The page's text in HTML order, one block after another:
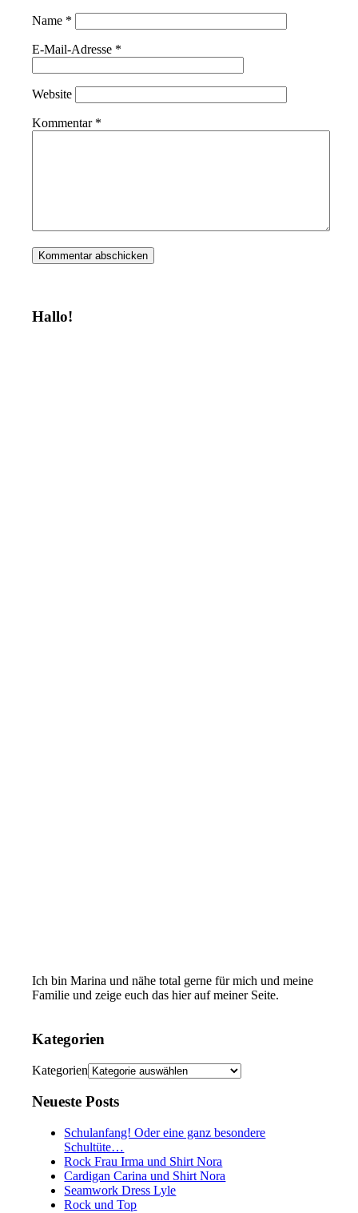
Name *
E-Mail-Adresse *
Website
Kommentar *
Hallo!
Ich bin Marina und nähe total gerne für mich und meine
Familie und zeige euch das hier auf meiner Seite.
Kategorien
Kategorien
Neueste Posts
Schulanfang! Oder eine ganz besondere
Schultüte…
Rock Frau Irma und Shirt Nora
Cardigan Carina und Shirt Nora
Seamwork Dress Lyle
Rock und Top